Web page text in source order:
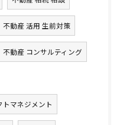
不動産 活用 生前対策
不動産 コンサルティング
トマネジメント